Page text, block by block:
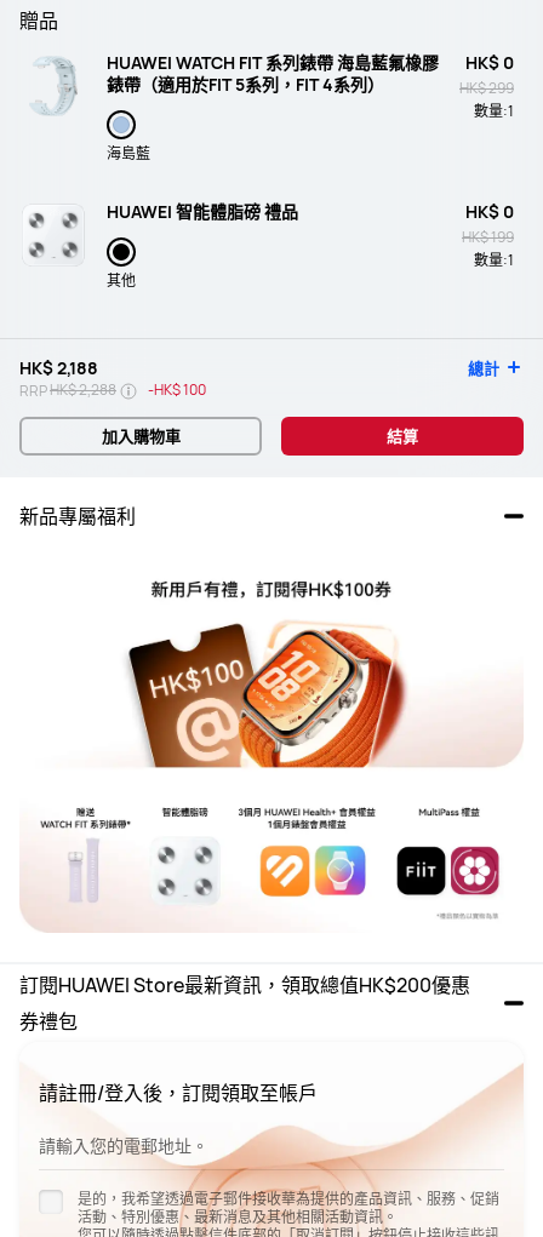
贈品
HUAWEI WATCH FIT 系列錶帶 海島藍氟橡膠
錶帶（適用於FIT 5系列，FIT 4系列）
海島藍
HK$ 0
HK$ 299
數量:1
HUAWEI 智能體脂磅 禮品
其他
HK$ 0
HK$ 199
數量:1
HK$ 2,188 總計
RRPHK$ 2,288 -HK$ 100
加入購物車 結算
新品專屬福利
訂閱HUAWEI Store最新資訊，領取總值HK$200優惠
券禮包
請註冊/登入後，訂閱領取至帳戶
請輸入您的電郵地址。
是的，我希望透過電子郵件接收華為提供的產品資訊、服務、促銷
活動、特別優惠、最新消息及其他相關活動資訊。